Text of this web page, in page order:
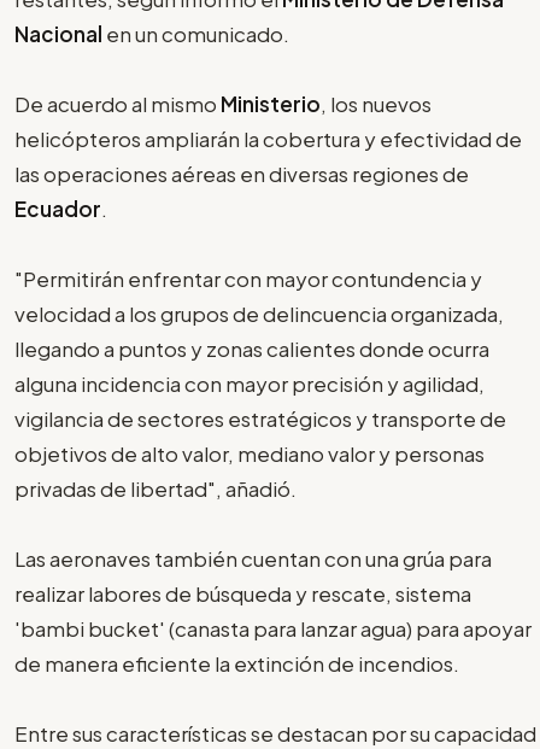
Nacional en un comunicado.
De acuerdo al mismo Ministerio, los nuevos
helicópteros ampliarán la cobertura y efectividad de
las operaciones aéreas en diversas regiones de
Ecuador.
"Permitirán enfrentar con mayor contundencia y
velocidad a los grupos de delincuencia organizada,
llegando a puntos y zonas calientes donde ocurra
alguna incidencia con mayor precisión y agilidad,
vigilancia de sectores estratégicos y transporte de
objetivos de alto valor, mediano valor y personas
privadas de libertad", añadió.
Las aeronaves también cuentan con una grúa para
realizar labores de búsqueda y rescate, sistema
'bambi bucket' (canasta para lanzar agua) para apoyar
de manera eficiente la extinción de incendios.
Entre sus características se destacan por su capacidad